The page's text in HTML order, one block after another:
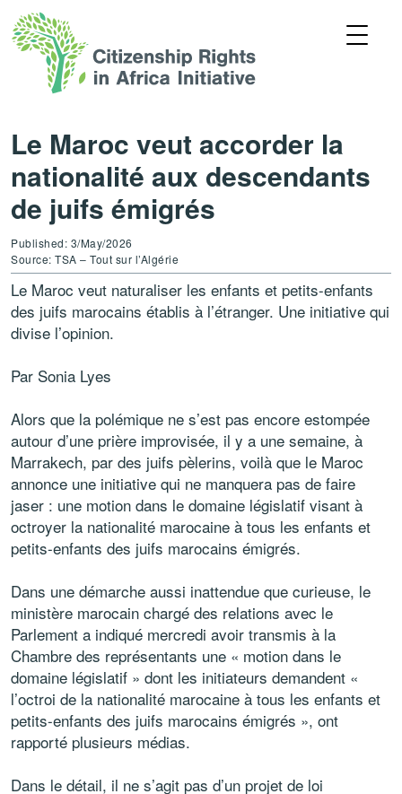
Le Maroc veut accorder la
nationalité aux descendants
de juifs émigrés
Published: 3/May/2026
Source: TSA – Tout sur l’Algérie
Le Maroc veut naturaliser les enfants et petits-enfants
des juifs marocains établis à l’étranger. Une initiative qui
divise l’opinion.
Par Sonia Lyes
Alors que la polémique ne s’est pas encore estompée
autour d’une prière improvisée, il y a une semaine, à
Marrakech, par des juifs pèlerins, voilà que le Maroc
annonce une initiative qui ne manquera pas de faire
jaser : une motion dans le domaine législatif visant à
octroyer la nationalité marocaine à tous les enfants et
petits-enfants des juifs marocains émigrés.
Dans une démarche aussi inattendue que curieuse, le
ministère marocain chargé des relations avec le
Parlement a indiqué mercredi avoir transmis à la
Chambre des représentants une « motion dans le
domaine législatif » dont les initiateurs demandent «
l’octroi de la nationalité marocaine à tous les enfants et
petits-enfants des juifs marocains émigrés », ont
rapporté plusieurs médias.
Dans le détail, il ne s’agit pas d’un projet de loi